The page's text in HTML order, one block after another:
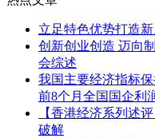
立足特色优势打造
创新创业创造 迈向
会综述
我国主要经济指标
前8个月全国国企利
【香港经济系列述
破解